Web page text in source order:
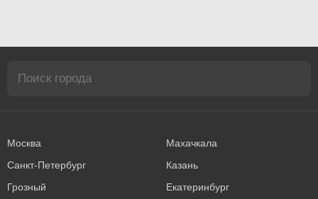
Москва
Махачкала
Санкт-Петербург
Казань
Грозный
Екатеринбург